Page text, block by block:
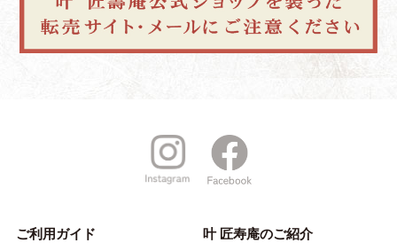
ご利用ガイド 叶 匠寿庵のご紹介